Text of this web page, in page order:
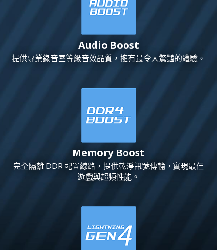
Audio Boost
提供專業錄音室等級音效品質，擁有最令人驚豔的體驗。
Memory Boost
完全隔離 DDR 配置線路，提供乾淨訊號傳輸，實現最佳
遊戲與超頻性能。